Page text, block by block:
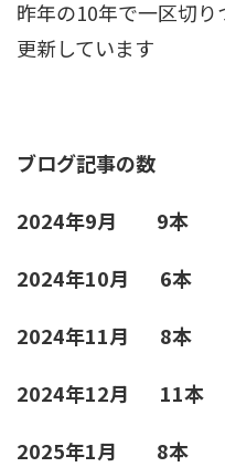
昨年の10年で一区切
更新しています
ブログ記事の数
2024年9月 9本
2024年10月 6本
2024年11月 8本
2024年12月 11本
2025年1月 8本